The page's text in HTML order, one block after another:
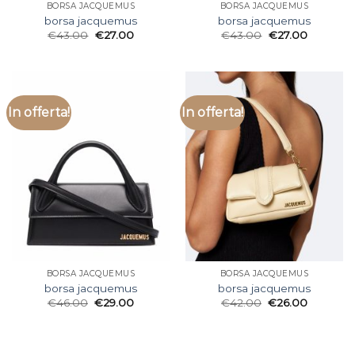
BORSA JACQUEMUS
borsa jacquemus
€43.00 €27.00
BORSA JACQUEMUS
borsa jacquemus
€43.00 €27.00
In offerta!
BORSA JACQUEMUS
borsa jacquemus
€46.00 €29.00
In offerta!
BORSA JACQUEMUS
borsa jacquemus
€42.00 €26.00